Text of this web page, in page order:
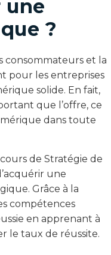
une
?
consommateurs et la
pour les entreprises
solide. En fait,
que l’offre, ce
dans toute
de Stratégie de
une
Grâce à la
compétences
en apprenant à
le taux de réussite.